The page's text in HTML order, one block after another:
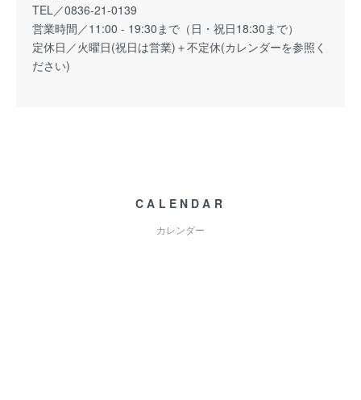
TEL／0836-21-0139
営業時間／11:00 - 19:30まで（日・祝日18:30まで）
定休日／火曜日(祝日は営業)＋不定休(カレンダーを参照く
ださい)
CALENDAR
カレンダー